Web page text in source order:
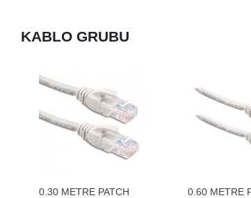
KABLO GRUBU
0.30 METRE PATCH
0.60 METRE